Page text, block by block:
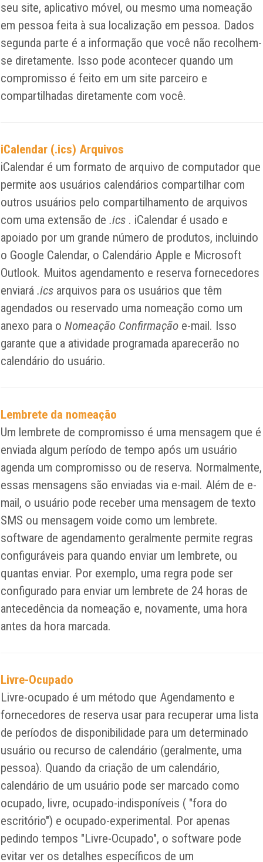
seu site, aplicativo móvel, ou mesmo uma nomeação
em pessoa feita à sua localização em pessoa. Dados
segunda parte é a informação que você não recolhem-
se diretamente. Isso pode acontecer quando um
compromisso é feito em um site parceiro e
compartilhadas diretamente com você.
iCalendar (.ics) Arquivos
iCalendar é um formato de arquivo de computador que
permite aos usuários calendários compartilhar com
outros usuários pelo compartilhamento de arquivos
com uma extensão de.ics . iCalendar é usado e
apoiado por um grande número de produtos, incluindo
o Google Calendar, o Calendário Apple e Microsoft
Outlook. Muitos agendamento e reserva fornecedores
enviará.ics arquivos para os usuários que têm
agendados ou reservado uma nomeação como um
anexo para oNomeação Confirmação e-mail. Isso
garante que a atividade programada aparecerão no
calendário do usuário.
Lembrete da nomeação
Um lembrete de compromisso é uma mensagem que é
enviada algum período de tempo após um usuário
agenda um compromisso ou de reserva. Normalmente,
essas mensagens são enviadas via e-mail. Além de e-
mail, o usuário pode receber uma mensagem de texto
SMS ou mensagem voide como um lembrete.
software de agendamento geralmente permite regras
configuráveis ​​para quando enviar um lembrete, ou
quantas enviar. Por exemplo, uma regra pode ser
configurado para enviar um lembrete de 24 horas de
antecedência da nomeação e, novamente, uma hora
antes da hora marcada.
Livre-Ocupado
Livre-ocupado é um método que Agendamento e
fornecedores de reserva usar para recuperar uma lista
de períodos de disponibilidade para um determinado
usuário ou recurso de calendário (geralmente, uma
pessoa). Quando da criação de um calendário,
calendário de um usuário pode ser marcado como
ocupado, livre, ocupado-indisponíveis ( "fora do
escritório") e ocupado-experimental. Por apenas
pedindo tempos "Livre-Ocupado", o software pode
evitar ver os detalhes específicos de um